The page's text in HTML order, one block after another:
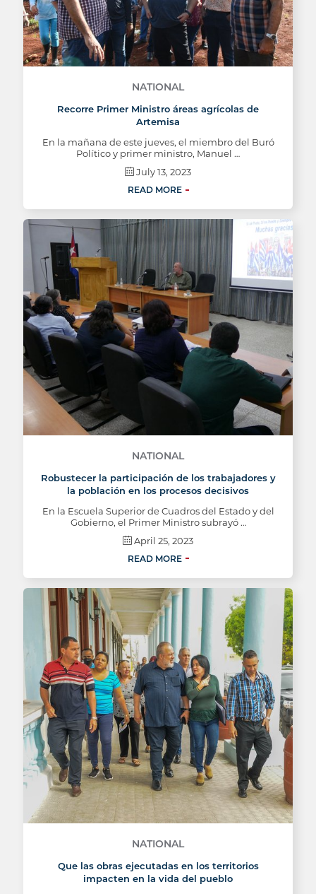
NATIONAL
Recorre Primer Ministro áreas agrícolas de
Artemisa
En la mañana de este jueves, el miembro del Buró
Político y primer ministro, Manuel …
July 13, 2023
READ MORE
NATIONAL
Robustecer la participación de los trabajadores y
la población en los procesos decisivos
En la Escuela Superior de Cuadros del Estado y del
Gobierno, el Primer Ministro subrayó …
April 25, 2023
READ MORE
NATIONAL
Que las obras ejecutadas en los territorios
impacten en la vida del pueblo